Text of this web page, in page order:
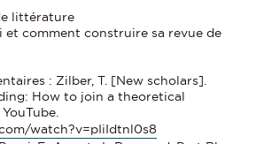
littérature
et comment construire sa revue de
: Zilber, T. [New scholars].
How to join a theoretical
watch?v=pIiIdtnl0s8